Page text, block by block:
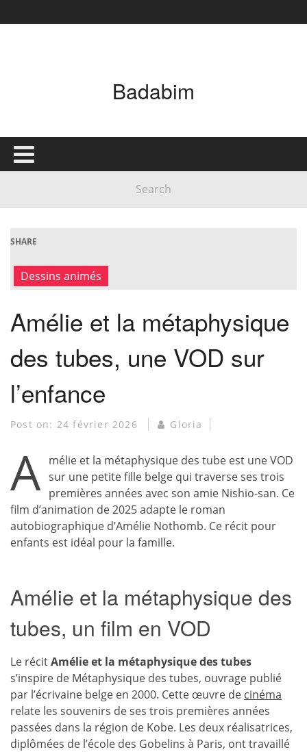
Badabim
SHARE
Dessins animés
Amélie et la métaphysique
des tubes, une VOD sur
l’enfance
Post on: 24 février 2026 Gloria
A mélie et la métaphysique des tube est une VOD
sur une petite fille belge qui traverse ses trois
premières années avec son amie Nishio-san. Ce
film d’animation de 2025 adapte le roman
autobiographique d’Amélie Nothomb. Ce récit pour
enfants est idéal pour la famille.
Amélie et la métaphysique des
tubes, un film en VOD
Le récitAmélie et la métaphysique des tubes
s’inspire de Métaphysique des tubes, ouvrage publié
par l’écrivaine belge en 2000. Cette œuvre de cinéma
relate les souvenirs de ses trois premières années
passées dans la région de Kobe. Les deux réalisatrices,
diplômées de l’école des Gobelins à Paris, ont travaillé